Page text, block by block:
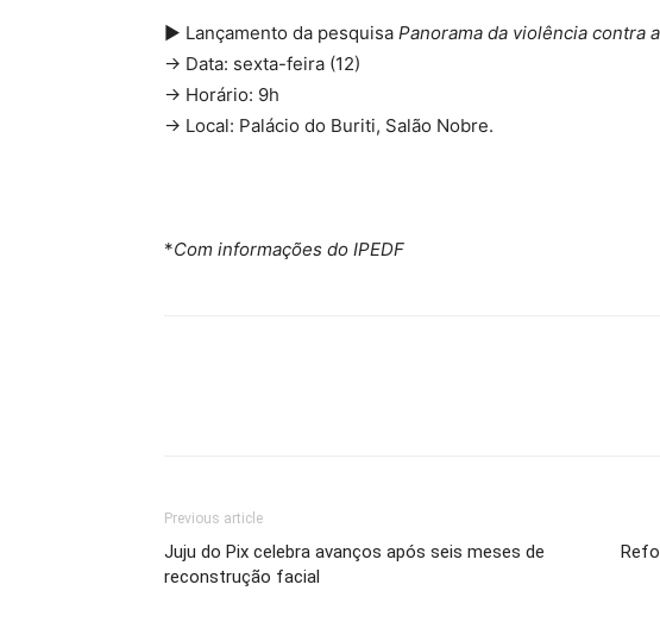
► Lançamento da pesquisa Panorama da violência contra
→ Data: sexta-feira (12)
→ Horário: 9h
→ Local: Palácio do Buriti, Salão Nobre.
*Com informações do IPEDF
Previous article
Juju do Pix celebra avanços após seis meses de
reconstrução facial